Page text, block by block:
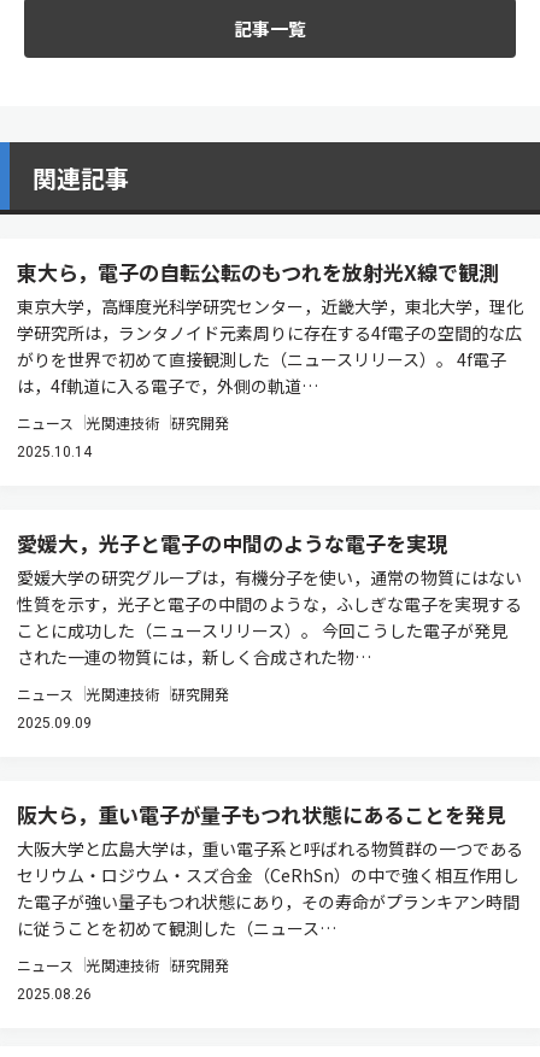
記事一覧
関連記事
東大ら，電子の自転公転のもつれを放射光X線で観測
東京大学，高輝度光科学研究センター，近畿大学，東北大学，理化
学研究所は，ランタノイド元素周りに存在する4f電子の空間的な広
がりを世界で初めて直接観測した（ニュースリリース）。 4f電子
は，4f軌道に入る電子で，外側の軌道…
ニュース 光関連技術 研究開発
2025.10.14
愛媛大，光子と電子の中間のような電子を実現
愛媛大学の研究グループは，有機分子を使い，通常の物質にはない
性質を示す，光子と電子の中間のような，ふしぎな電子を実現する
ことに成功した（ニュースリリース）。 今回こうした電子が発見
された一連の物質には，新しく合成された物…
ニュース 光関連技術 研究開発
2025.09.09
阪大ら，重い電子が量子もつれ状態にあることを発見
大阪大学と広島大学は，重い電子系と呼ばれる物質群の一つである
セリウム・ロジウム・スズ合金（CeRhSn）の中で強く相互作用し
た電子が強い量子もつれ状態にあり，その寿命がプランキアン時間
に従うことを初めて観測した（ニュース…
ニュース 光関連技術 研究開発
2025.08.26